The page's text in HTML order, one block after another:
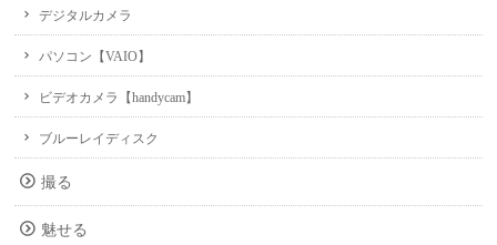
デジタルカメラ
パソコン【VAIO】
ビデオカメラ【handycam】
ブルーレイディスク
撮る
魅せる